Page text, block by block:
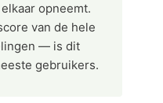
opneemt.
van de hele
— is dit
gebruikers.